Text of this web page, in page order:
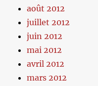
août 2012
juillet 2012
juin 2012
mai 2012
avril 2012
mars 2012